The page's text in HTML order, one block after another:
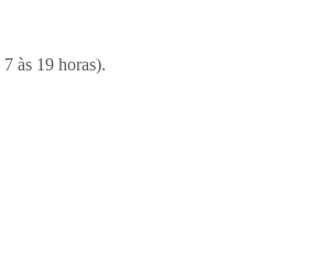
às 19 horas).